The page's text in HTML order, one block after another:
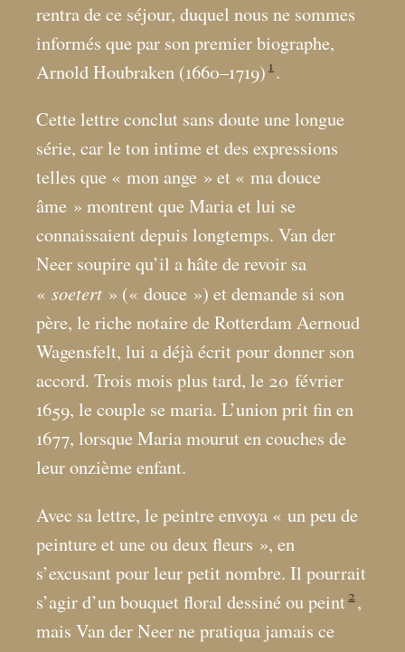
rentra de ce séjour, duquel nous ne sommes
informés que par son premier biographe,
Arnold Houbraken (1660–1719) 1 .
Cette lettre conclut sans doute une longue
série, car le ton intime et des expressions
telles que « mon ange » et « ma douce
âme » montrent que Maria et lui se
connaissaient depuis longtemps. Van der
Neer soupire qu’il a hâte de revoir sa
« soetert » (« douce ») et demande si son
père, le riche notaire de Rotterdam Aernoud
Wagensfelt, lui a déjà écrit pour donner son
accord. Trois mois plus tard, le 20 février
1659, le couple se maria. L’union prit fin en
1677, lorsque Maria mourut en couches de
leur onzième enfant.
Avec sa lettre, le peintre envoya « un peu de
peinture et une ou deux fleurs », en
s’excusant pour leur petit nombre. Il pourrait
s’agir d’un bouquet floral dessiné ou peint 2 ,
mais Van der Neer ne pratiqua jamais ce